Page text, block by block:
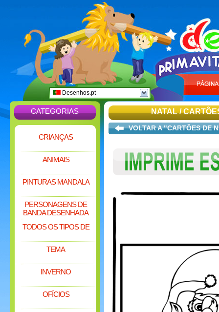
Desenhos.pt
CATEGORIAS
CRIANÇAS
ANIMAIS
PINTURAS MANDALA
PERSONAGENS DE
BANDA DESENHADA
TODOS OS TIPOS DE
TEMA
INVERNO
OFÍCIOS
NATAL/
VOLTAR A "CARTÕES DE